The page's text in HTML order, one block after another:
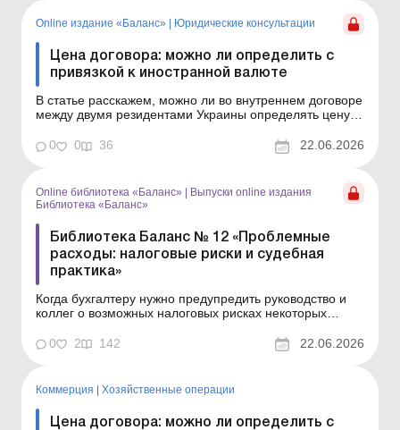
года Когда эконо...
Online издание «Баланс» Юридические консультации
Цена договора: можно ли определить с
привязкой к иностранной валюте
В статье расскажем, можно ли во внутреннем договоре
между двумя резидентами Украины определять цену с
практические советы по формулировкам в договоре.
Баланс № 25 от 23 июня 2026 года На момент
его сущ...
0 0 36 22.06.2026
Online библиотека «Баланс» | Выпуски online издания
Библиотека «Баланс»
Библиотека Баланс № 12 «Проблемные
расходы: налоговые риски и судебная
практика»
Когда бухгалтеру нужно предупредить руководство и
коллег о возможных налоговых рисках некоторых
решений, очерченные позиции налоговиков и
сценарии разрешения ситуации. Все это пригодится и
последствия ...
0 2 142 22.06.2026
Коммерция | Хозяйственные операции
Цена договора: можно ли определить с